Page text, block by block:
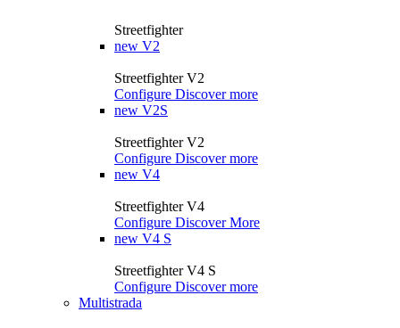
Streetfighter
new V2
Streetfighter V2
Configure Discover more
new V2S
Streetfighter V2
Configure Discover more
new V4
Streetfighter V4
Configure Discover More
new V4 S
Streetfighter V4 S
Configure Discover more
Multistrada